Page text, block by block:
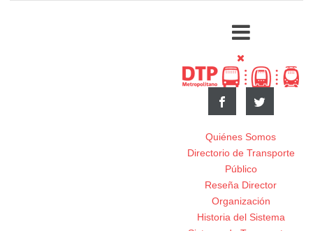
Quiénes Somos
Directorio de Transporte
Público
Reseña Director
Organización
Historia del Sistema